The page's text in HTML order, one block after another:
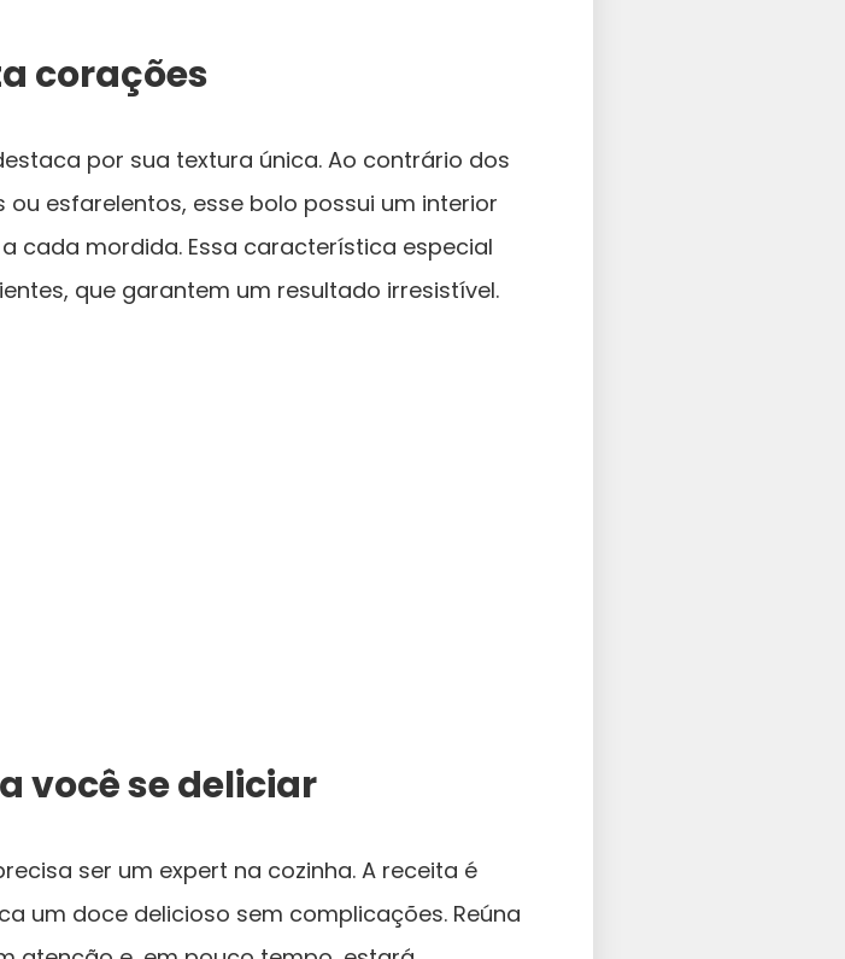
corações
por sua textura única. Ao contrário dos
esfarelentos, esse bolo possui um interior
cada mordida. Essa característica especial
que garantem um resultado irresistível.
você se deliciar
ser um expert na cozinha. A receita é
um doce delicioso sem complicações. Reúna